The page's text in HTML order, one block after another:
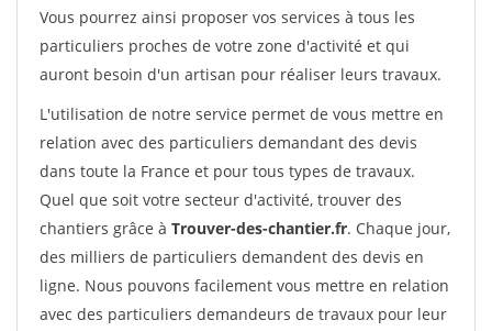
Vous pourrez ainsi proposer vos services à tous les
particuliers proches de votre zone d'activité et qui
auront besoin d'un artisan pour réaliser leurs travaux.
L'utilisation de notre service permet de vous mettre en
relation avec des particuliers demandant des devis
dans toute la France et pour tous types de travaux.
Quel que soit votre secteur d'activité, trouver des
chantiers grâce à Trouver-des-chantier.fr. Chaque jour,
des milliers de particuliers demandent des devis en
ligne. Nous pouvons facilement vous mettre en relation
avec des particuliers demandeurs de travaux pour leur